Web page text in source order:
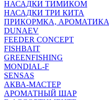
НАСАДКИ ТИМИКОМ
НАСАДКИ ТРИ КИТА
ПРИКОРМКА, АРОМАТИКА
DUNAEV
FEEDER CONCEPT
FISHBAIT
GREENFISHING
MONDIAL-F
SENSAS
АКВА-МАСТЕР
АРОМАТНЫЙ ШАР